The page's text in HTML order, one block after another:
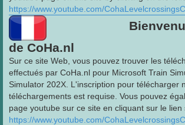
https://www.youtube.com/
de CoHa.nl
Sur ce site Web, vous pouvez trouver les
effectués par CoHa.nl pour Microsoft Train
Simulator 202X. L'inscription pour télécharger
téléchargements est requise. Vous pouvez
page youtube sur ce site en cliquant sur le lien
https://www.youtube.com/